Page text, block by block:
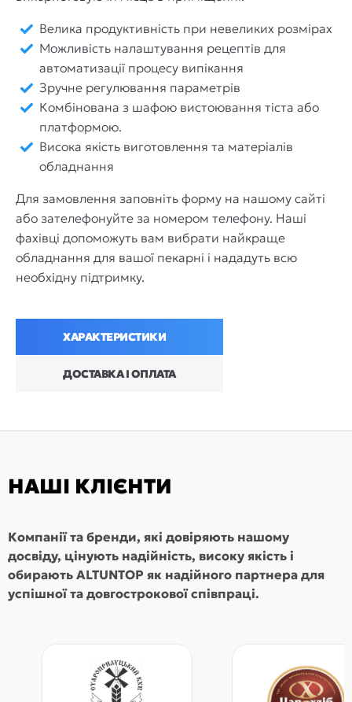
Велика продуктивність при невеликих розмірах
Можливість налаштування рецептів для
автоматизації процесу випікання
Зручне регулювання параметрів
Комбінована з шафою вистоювання тіста або
платформою.
Висока якість виготовлення та матеріалів
обладнання
Для замовлення заповніть форму на нашому сайті
або зателефонуйте за номером телефону. Наші
фахівці допоможуть вам вибрати найкраще
обладнання для вашої пекарні і нададуть всю
необхідну підтримку.
ХАРАКТЕРИСТИКИ
ДОСТАВКА І ОПЛАТА
НАШІ КЛІЄНТИ
Компанії та бренди, які довіряють нашому
досвіду, цінують надійність, високу якість і
обирають ALTUNTOP як надійного партнера для
успішної та довгострокової співпраці.